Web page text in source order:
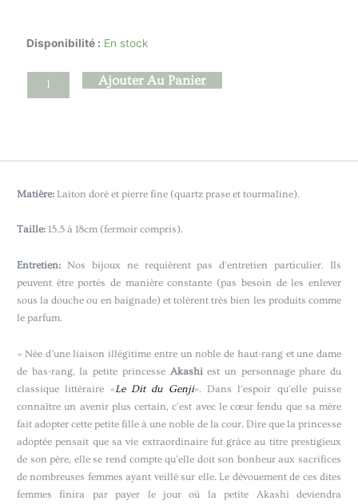
Disponibilité : En stock
quantité
Akashi
Ajouter Au Panier
Matière: Laiton doré et pierre fine (quartz prase et tourmaline).
Taille: 15.5 à 18cm (fermoir compris).
Entretien: Nos bijoux ne requièrent pas d’entretien particulier. Ils
peuvent être portés de manière constante (pas besoin de les enlever
sous la douche ou en baignade) et tolèrent très bien les produits comme
le parfum.
« Née d’une liaison illégitime entre un noble de haut-rang et une dame
de bas-rang, la petite princesse Akashiest un personnage phare du
classique littéraire «Le Dit du Genji». Dans l’espoir qu’elle puisse
connaître un avenir plus certain, c’est avec le cœur fendu que sa mère
fait adopter cette petite fille à une noble de la cour. Dire que la princesse
adoptée pensait que sa vie extraordinaire fut grâce au titre prestigieux
de son père, elle se rend compte qu’elle doit son bonheur aux sacrifices
de nombreuses femmes ayant veillé sur elle. Le dévouement de ces dites
femmes finira par payer le jour où la petite Akashi deviendra